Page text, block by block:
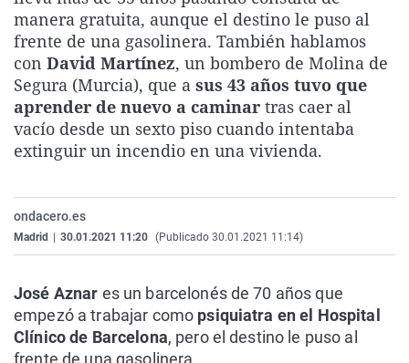
La rosa de los vientos
Gente viajera
Como el perro y el
Caso
Retornados
Equipo de
Operación Viuda
Extremadura
Galicia
La Rioja
Navarra
País Vasco
Virales
Televisión
Elecciones
manera gratuita, aunque el destino le puso al
frente de una gasolinera. También hablamos
con David Martínez, un bombero de Molina de
Segura (Murcia), que a sus 43 años tuvo que
aprender de nuevo a caminar tras caer al
vacío desde un sexto piso cuando intentaba
extinguir un incendio en una vivienda.
ondacero.es
Madrid 30.01.2021 11:20 (Publicado 30.01.2021 11:14)
José Aznar es un barcelonés de 70 años que
empezó a trabajar como psiquiatra en el Hospital
Clínico de Barcelona, pero el destino le puso al
frente de una gasolinera.